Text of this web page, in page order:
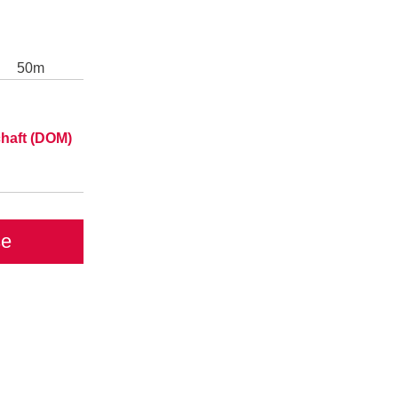
50m
(DOM)